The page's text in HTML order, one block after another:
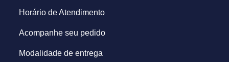
Horário de Atendimento
Acompanhe seu pedido
Modalidade de entrega